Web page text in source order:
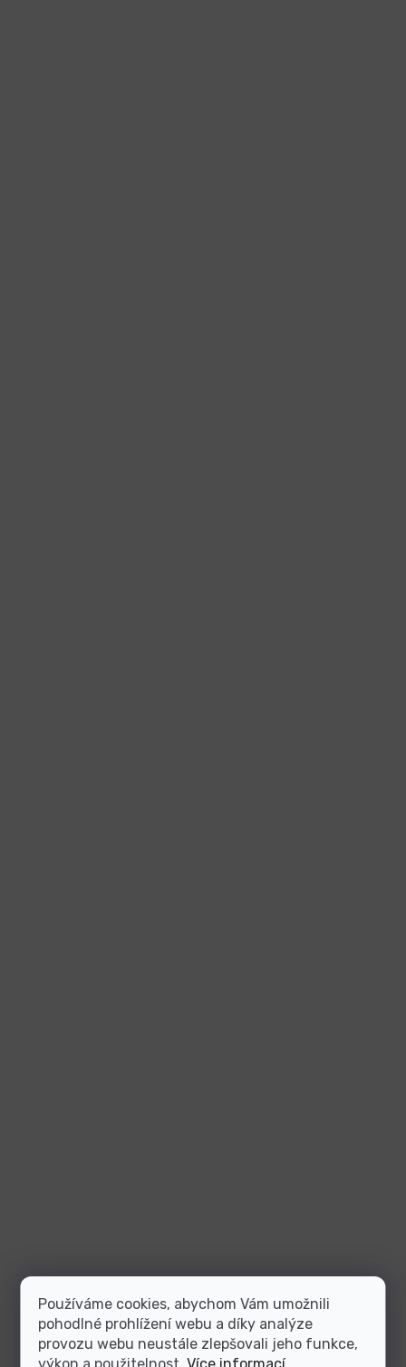
Používáme cookies, abychom Vám umožnili
pohodlné prohlížení webu a díky analýze
provozu webu neustále zlepšovali jeho funkce,